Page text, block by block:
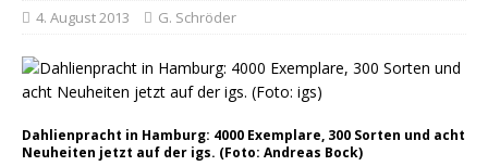
4. August 2013 G. Schröder
Dahlienpracht in Hamburg: 4000 Exemplare, 300 Sorten und acht
Neuheiten jetzt auf der igs. (Foto: Andreas Bock)